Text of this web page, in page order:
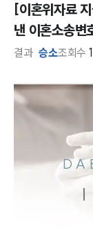
[이혼위자료
낸 이혼소송변
결과 승소조회수